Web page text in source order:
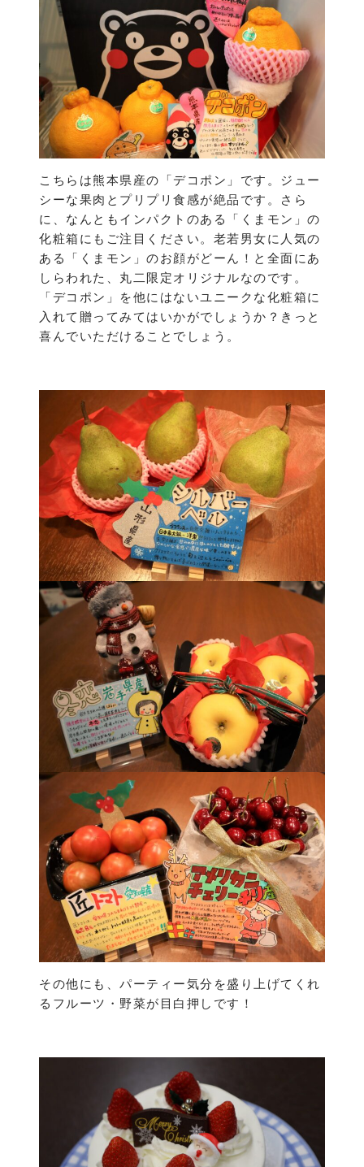
こちらは熊本県産の「デコポン」です。ジュー
シーな果肉とプリプリ食感が絶品です。さら
に、なんともインパクトのある「くまモン」の
化粧箱にもご注目ください。老若男女に人気の
ある「くまモン」のお顔がどーん！と全面にあ
しらわれた、丸二限定オリジナルなのです。
「デコポン」を他にはないユニークな化粧箱に
入れて贈ってみてはいかがでしょうか？きっと
喜んでいただけることでしょう。
その他にも、パーティー気分を盛り上げてくれ
るフルーツ・野菜が目白押しです！